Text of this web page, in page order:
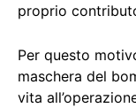
proprio
Per questo
maschera del
vita